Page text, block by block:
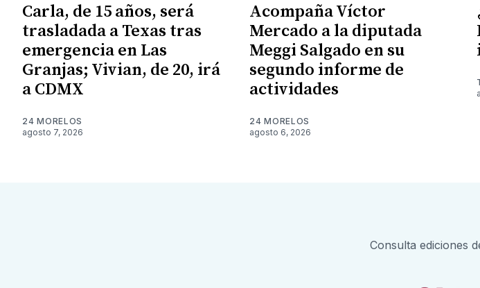
Carla, de 15 años, será
trasladada a Texas tras
emergencia en Las
Granjas; Vivian, de 20, irá
a CDMX
24 MORELOS
agosto 7, 2026
Acompaña Víctor
Mercado a la diputada
Meggi Salgado en su
segundo informe de
actividades
24 MORELOS
agosto 6, 2026
Consulta ediciones